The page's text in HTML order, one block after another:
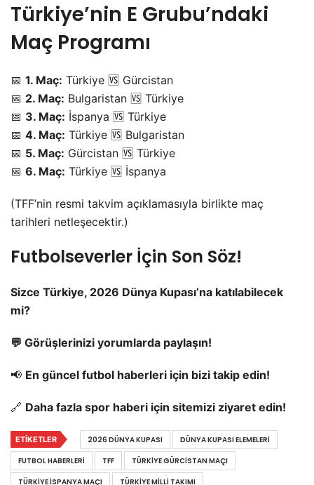
Türkiye’nin E Grubu’ndaki
Maç Programı
📅 1. Maç: Türkiye 🆚 Gürcistan
📅 2. Maç: Bulgaristan 🆚 Türkiye
📅 3. Maç: İspanya 🆚 Türkiye
📅 4. Maç: Türkiye 🆚 Bulgaristan
📅 5. Maç: Gürcistan 🆚 Türkiye
📅 6. Maç: Türkiye 🆚 İspanya
(TFF’nin resmi takvim açıklamasıyla birlikte maç
tarihleri netleşecektir.)
Futbolseverler İçin Son Söz!
Sizce Türkiye, 2026 Dünya Kupası’na katılabilecek
mi?
💬 Görüşlerinizi yorumlarda paylaşın!
📢 En güncel futbol haberleri için bizi takip edin!
🔗 Daha fazla spor haberi için sitemizi ziyaret edin!
ETIKETLER 2026 DÜNYA KUPASI
DÜNYA KUPASI ELEMELERI
FUTBOL HABERLERI
TFF
TÜRKIYE GÜRCISTAN MAÇI
TÜRKIYE İSPANYA MAÇI
TÜRKIYE MILLI TAKIMI